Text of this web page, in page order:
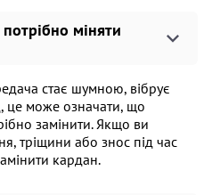
міняти
стає шумною, вібрує
це може означати, що
замінити. Якщо ви
тріщини або знос під час
кардан.